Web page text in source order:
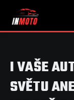
I VAŠE
SVĚTU